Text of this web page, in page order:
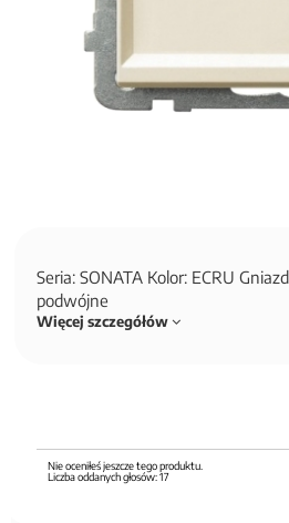
Seria: SONATA Kolor: ECRU
podwójne
Więcej szczegółów
Nie oceniłeś jeszcze tego produktu.
Liczba oddanych głosów:17